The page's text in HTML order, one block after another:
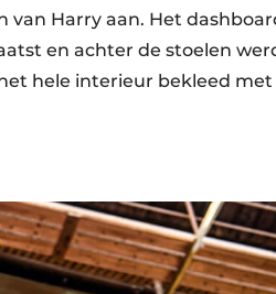
van Harry aan. Het
en achter de stoelen
hele interieur bekleed met